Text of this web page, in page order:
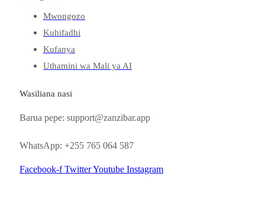
Mwongozo
Kuhifadhi
Kufanya
Uthamini wa Mali ya AI
Wasiliana nasi
Barua pepe: support@zanzibar.app
WhatsApp: +255 765 064 587
Facebook-f TwitterYoutube Instagram